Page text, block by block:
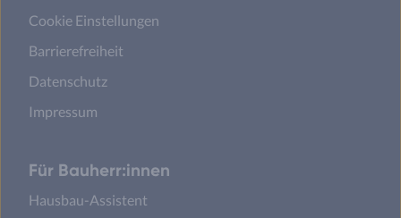
Cookie Einstellungen
Barrierefreiheit
Datenschutz
Impressum
Für Bauherr:innen
Hausbau-Assistent